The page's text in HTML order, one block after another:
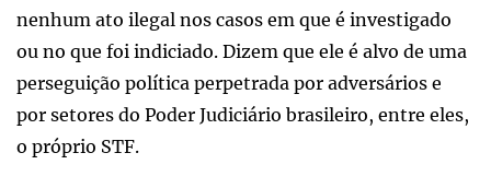
nenhum ato ilegal nos casos em que é investigado
ou no que foi indiciado. Dizem que ele é alvo de uma
perseguição política perpetrada por adversários e
por setores do Poder Judiciário brasileiro, entre eles,
o próprio STF.